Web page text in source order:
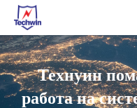
Технуин
работа на